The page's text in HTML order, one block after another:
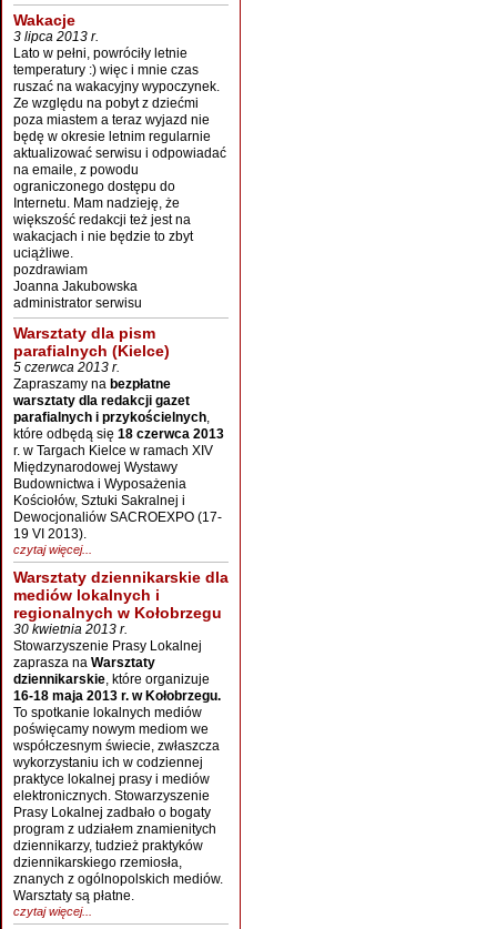
Wakacje
3 lipca 2013 r.
Lato w pełni, powróciły letnie
temperatury :) więc i mnie czas
ruszać na wakacyjny wypoczynek.
Ze względu na pobyt z dziećmi
poza miastem a teraz wyjazd nie
będę w okresie letnim regularnie
aktualizować serwisu i odpowiadać
na emaile, z powodu
ograniczonego dostępu do
Internetu. Mam nadzieję, że
większość redakcji też jest na
wakacjach i nie będzie to zbyt
uciążliwe.
pozdrawiam
Joanna Jakubowska
administrator serwisu
Warsztaty dla pism
parafialnych (Kielce)
5 czerwca 2013 r.
Zapraszamy na bezpłatne
warsztaty dla redakcji gazet
parafialnych i przykościelnych,
które odbędą się 18 czerwca 2013
r. w Targach Kielce w ramach XIV
Międzynarodowej Wystawy
Budownictwa i Wyposażenia
Kościołów, Sztuki Sakralnej i
Dewocjonaliów SACROEXPO (17-
19 VI 2013).
czytaj więcej...
Warsztaty dziennikarskie dla
mediów lokalnych i
regionalnych w Kołobrzegu
30 kwietnia 2013 r.
Stowarzyszenie Prasy Lokalnej
zaprasza na Warsztaty
dziennikarskie, które organizuje
16-18 maja 2013 r. w Kołobrzegu.
To spotkanie lokalnych mediów
poświęcamy nowym mediom we
współczesnym świecie, zwłaszcza
wykorzystaniu ich w codziennej
praktyce lokalnej prasy i mediów
elektronicznych. Stowarzyszenie
Prasy Lokalnej zadbało o bogaty
program z udziałem znamienitych
dziennikarzy, tudzież praktyków
dziennikarskiego rzemiosła,
znanych z ogólnopolskich mediów.
Warsztaty są płatne.
czytaj więcej...